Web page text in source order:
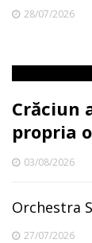
28/07/2026
Crăciun
propria
03/08/2026
Orchestra
27/07/2026